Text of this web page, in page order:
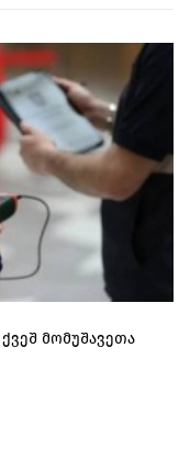
მომუშავეთა